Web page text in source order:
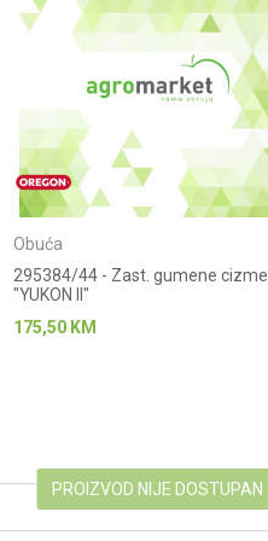
Obuća
295384/44 - Zast. gumene cizme
"YUKON II"
175,50 KM
PROIZVOD NIJE DOSTUPAN